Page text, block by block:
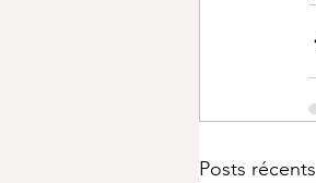
Posts récents